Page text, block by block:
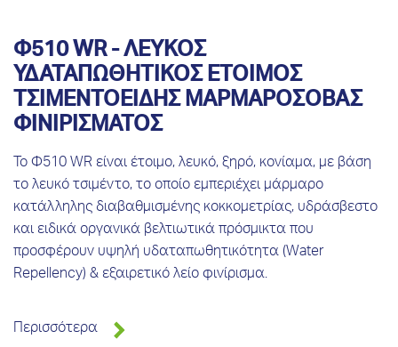
Φ510 WR - ΛΕΥΚΟΣ
ΥΔΑΤΑΠΩΘΗΤΙΚΟΣ ΕΤΟΙΜΟΣ
ΤΣΙΜΕΝΤΟΕΙΔΗΣ ΜΑΡΜΑΡΟΣΟΒΑΣ
ΦΙΝΙΡΙΣΜΑΤΟΣ
Το Φ510 WR είναι έτοιμο, λευκό, ξηρό, κονίαμα, με βάση
το λευκό τσιμέντο, το οποίο εμπεριέχει μάρμαρο
κατάλληλης διαβαθμισμένης κοκκομετρίας, υδράσβεστο
και ειδικά οργανικά βελτιωτικά πρόσμικτα που
προσφέρουν υψηλή υδαταπωθητικότητα (Water
Repellency) & εξαιρετικό λείο φινίρισμα.
Περισσότερα